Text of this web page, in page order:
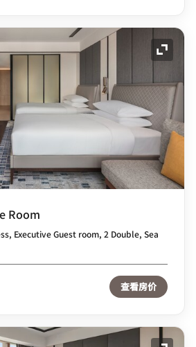
展开
Room
Executive Guest room, 2 Double, Sea
查看房价